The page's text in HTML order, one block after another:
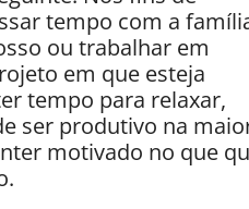
tempo com a
ou trabalhar em
em que esteja
tempo para relaxar,
ser produtivo na
motivado no que